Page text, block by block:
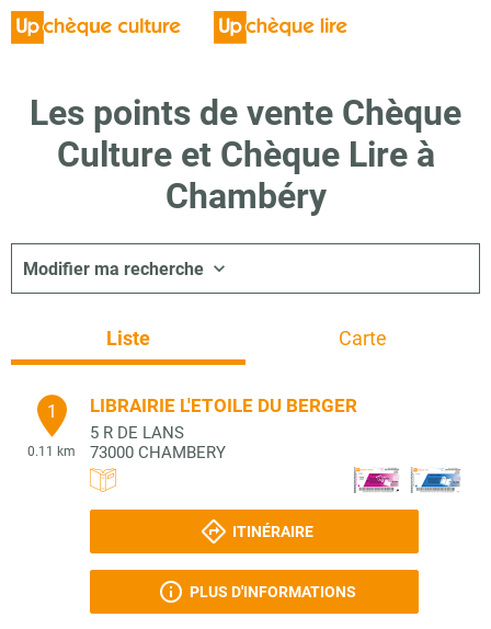
Les points de vente Chèque
Culture et Chèque Lire à
Chambéry
Modifier ma recherche
Liste Carte
1
0.11 km
LIBRAIRIE L'ETOILE DU BERGER
5 R DE LANS
73000 CHAMBERY
ITINÉRAIRE
PLUS D'INFORMATIONS